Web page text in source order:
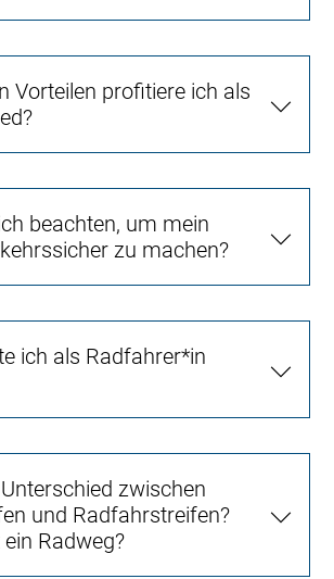
Vorteilen profitiere ich als
beachten, um mein
zu machen?
ich als Radfahrer*in
zwischen
und Radfahrstreifen?
Radweg?